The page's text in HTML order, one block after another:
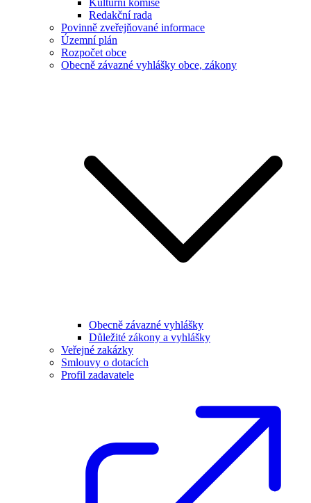
Kulturní komise
Redakční rada
Povinně zveřejňované informace
Územní plán
Rozpočet obce
Obecně závazné vyhlášky obce, zákony
Obecně závazné vyhlášky
Důležité zákony a vyhlášky
Veřejné zakázky
Smlouvy o dotacích
Profil zadavatele